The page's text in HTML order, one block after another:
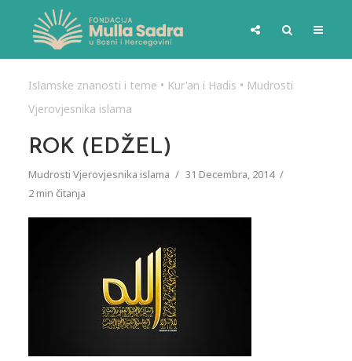
Islamske znanosti i teme • Kur'an i Hadis • Mudrosti
Vjerovjesnika islama
ROK (EDŽEL)
Mudrosti Vjerovjesnika islama
31 Decembra, 2014
2 min čitanja